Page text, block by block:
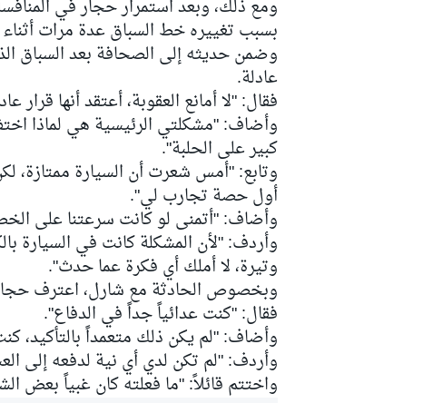
سباقات التحمّل
بسبب تغييره خط السباق عدة مرات
وضمن حديثه إلى الصحافة بعد السباق
عادلة.
فقال: "لا أمانع العقوبة، أعتقد أنها قرار
وأضاف: "مشكلتي الرئيسية هي لماذا
كبير على الحلبة".
وتابع: "أمس شعرت أن السيارة ممتازة،
أول حصة تجارب لي".
وأضاف: "أتمنى لو كانت سرعتنا على
وأردف: "لأن المشكلة كانت في السيارة
وتيرة، لا أملك أي فكرة عما حدث".
وبخصوص الحادثة مع شارل، اعترف حجار
فقال: "كنت عدائياً جداً في الدفاع".
وأضاف: "لم يكن ذلك متعمداً بالتأكيد،
وأردف: "لم تكن لدي أي نية لدفعه إلى
واختتم قائلاً: "ما فعلته كان غبياً بعض